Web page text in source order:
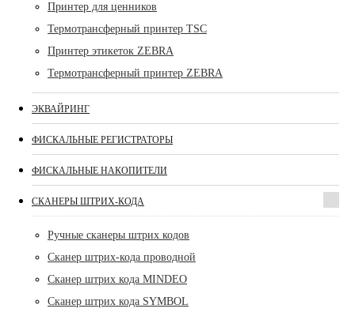
Принтер для ценников
Термотрансферный принтер TSC
Принтер этикеток ZEBRA
Термотрансферный принтер ZEBRA
ЭКВАЙРИНГ
ФИСКАЛЬНЫЕ РЕГИСТРАТОРЫ
ФИСКАЛЬНЫЕ НАКОПИТЕЛИ
СКАНЕРЫ ШТРИХ-КОДА
Ручные сканеры штрих кодов
Сканер штрих-кода проводной
Сканер штрих кода MINDEO
Сканер штрих кода SYMBOL